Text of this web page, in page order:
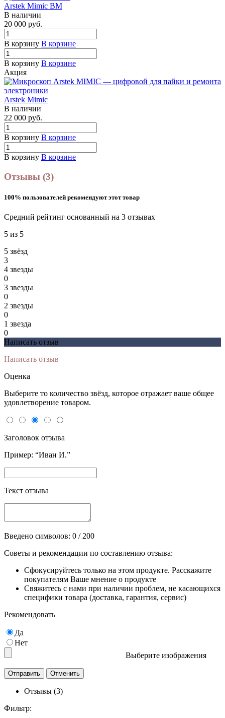
Arstek Mimic BM
В наличии
20 000 руб.
В корзину В корзине
В корзину В корзине
Акция
Arstek Mimic
В наличии
22 000 руб.
В корзину В корзине
В корзину В корзине
Отзывы (3)
100% пользователей рекомендуют этот товар
Средний рейтинг основанный на 3 отзывах
5 из 5
5 звёзд
3
4 звeзды
0
3 звeзды
0
2 звeзды
0
1 звeзда
0
Написать отзыв
Написать отзыв
Оценка
Выберите то количество звёзд, которое отражает ваше общее
удовлетворение товаром.
Заголовок отзыва
Пример: “Иван И.”
Текст отзыва
Введено символов: 0 / 200
Советы и рекомендации по составлению отзыва:
Сфокусируйтесь только на этом продукте. Расскажите
покупателям Ваше мнение о продукте
Свяжитесь с нами при наличии проблем, не касающихся
специфики товара (доставка, гарантия, сервис)
Рекомендовать
Да
Нет
Выберите изображения
Отзывы (3)
Фильтр: